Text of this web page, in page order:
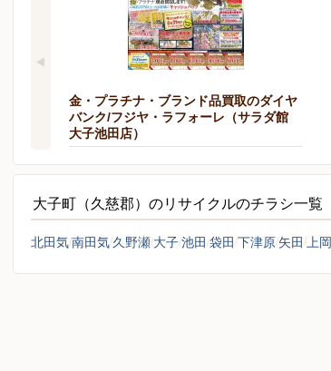
金・プラチナ・ブランド品買取のダイヤ
バンク/フジヤ・ラフォーレ（サラダ館
大子池田店）
大子町（久慈郡）のリサイクルのチラシ一覧
北田気南田気 久野瀬 大子池田 袋田 下津原 矢田 上岡